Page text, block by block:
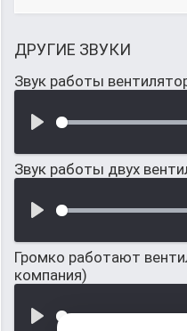
ДРУГИЕ ЗВУКИ
Звук работы
Звук работы двух
Громко работают
компания)